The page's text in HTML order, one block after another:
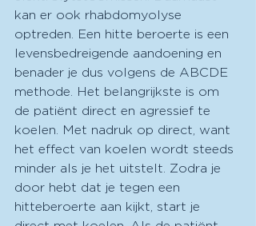
kan er ook rhabdomyolyse
optreden. Een hitte beroerte is een
levensbedreigende aandoening en
benader je dus volgens de ABCDE
methode. Het belangrijkste is om
de patiënt direct en agressief te
koelen. Met nadruk op direct, want
het effect van koelen wordt steeds
minder als je het uitstelt. Zodra je
door hebt dat je tegen een
hitteberoerte aan kijkt, start je